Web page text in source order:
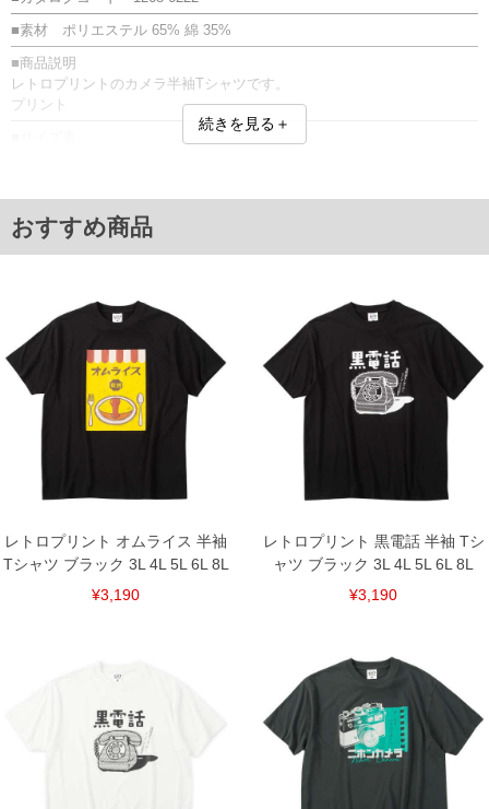
■素材 ポリエステル 65% 綿 35%
■商品説明
レトロプリントのカメラ半袖Tシャツです。
プリント
4L/140/80/140/60/25
5L/150/82/150/62/26
6L/160/84/160/64/27
※【返品交換について】
返品交換希望の方は、商品到着後1週間以内にご連絡ください。
下着(肌着)やワイシャツは商品の性質上、返品交換不可とさせて頂いております。予め
ご了承くださいませ。
※【ボトムの裾上げをご希望の場合】
裾上げ料金は500円+税となります。
備考欄に股下●cmとご記入下さい。（裾上げ無料対象商品は1本につき税込6,000円以
出荷まで約1週間～20日間程お時間を頂く場合がございます。
尚、裾上げした商品は返品・交換不可となりますので、予めご了承下さい。
一部、お直しに対応出来ない商品がございます。(例：裾にファスナーや調節ひもが付
※商品によって若干のサイズの誤差がございます。また、お客様がご使用の環境（コ
ンピュータ画面）によって、商品の色味が若干異なる場合がございます。予めご了承
※当店での掲載商品は、実店鋪と在庫を共用しておりますので店頭での売り違い、店
続きを見る＋
おすすめ商品
レトロプリント オムライス 半袖
Tシャツ ブラック 3L 4L 5L 6L 8L
¥3,190
レトロプリント 黒電話 半袖 Tシ
ャツ ブラック 3L 4L 5L 6L 8L
¥3,190